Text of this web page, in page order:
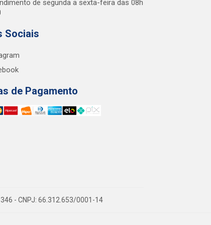
de segunda a sexta-feira das 08h
Sociais
de Pagamento
- CNPJ: 66.312.653/0001-14